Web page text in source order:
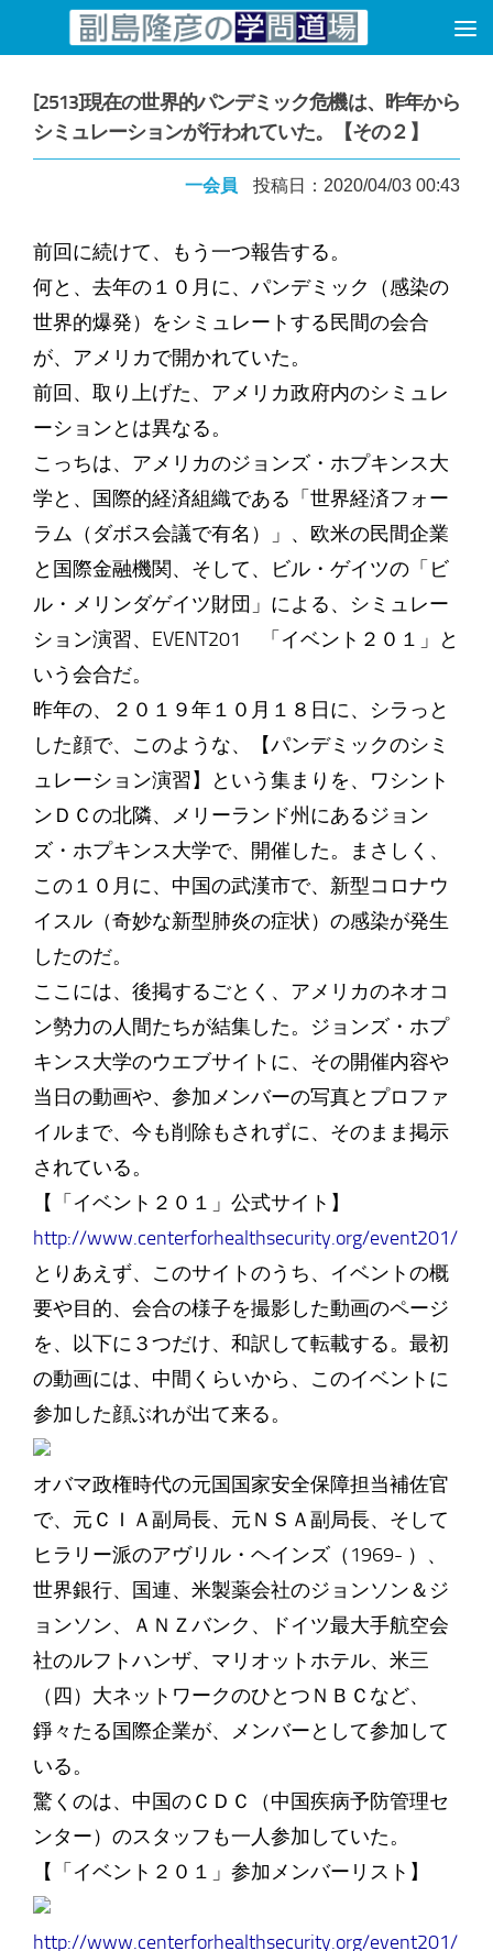
コンテンツへスキップ
[2513]現在の世界的パンデミック危機は、昨年から
シミュレーションが行われていた。【その２】
一会員 投稿日：2020/04/03 00:43
前回に続けて、もう一つ報告する。
何と、去年の１０月に、パンデミック（感染の
世界的爆発）をシミュレートする民間の会合
が、アメリカで開かれていた。
前回、取り上げた、アメリカ政府内のシミュレ
ーションとは異なる。
こっちは、アメリカのジョンズ・ホプキンス大
学と、国際的経済組織である「世界経済フォー
ラム（ダボス会議で有名）」、欧米の民間企業
と国際金融機関、そして、ビル・ゲイツの「ビ
ル・メリンダゲイツ財団」による、シミュレー
ション演習、EVENT201 「イベント２０１」と
いう会合だ。
昨年の、２０１９年１０月１８日に、シラっと
した顔で、このような、【パンデミックのシミ
ュレーション演習】という集まりを、ワシント
ンＤＣの北隣、メリーランド州にあるジョン
ズ・ホプキンス大学で、開催した。まさしく、
この１０月に、中国の武漢市で、新型コロナウ
イスル（奇妙な新型肺炎の症状）の感染が発生
したのだ。
ここには、後掲するごとく、アメリカのネオコ
ン勢力の人間たちが結集した。ジョンズ・ホプ
キンス大学のウエブサイトに、その開催内容や
当日の動画や、参加メンバーの写真とプロファ
イルまで、今も削除もされずに、そのまま掲示
されている。
【「イベント２０１」公式サイト】
http://www.centerforhealthsecurity.org/event201/
とりあえず、このサイトのうち、イベントの概
要や目的、会合の様子を撮影した動画のページ
を、以下に３つだけ、和訳して転載する。最初
の動画には、中間くらいから、このイベントに
参加した顔ぶれが出て来る。
オバマ政権時代の元国国家安全保障担当補佐官
で、元ＣＩＡ副局長、元ＮＳＡ副局長、そして
ヒラリー派のアヴリル・ヘインズ（1969- ）、
世界銀行、国連、米製薬会社のジョンソン＆ジ
ョンソン、ＡＮＺバンク、ドイツ最大手航空会
社のルフトハンザ、マリオットホテル、米三
（四）大ネットワークのひとつＮＢＣなど、
錚々たる国際企業が、メンバーとして参加して
いる。
驚くのは、中国のＣＤＣ（中国疾病予防管理セ
ンター）のスタッフも一人参加していた。
【「イベント２０１」参加メンバーリスト】
http://www.centerforhealthsecurity.org/event201/